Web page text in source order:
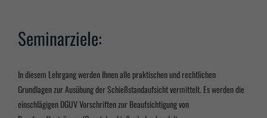
Seminarziele:
In diesem Lehrgang werden Ihnen alle praktischen und rechtlichen
Grundlagen zur Ausübung der Schießstandaufsicht vermittelt. Es werden die
einschlägigen DGUV Vorschriften zur Beaufsichtigung von